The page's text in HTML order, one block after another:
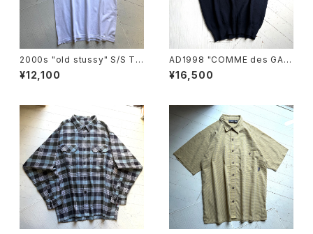
2000s "old stussy" S/S T-
shirt
¥12,100
AD1998 "COMME des GAR
ÇONS HOMME PLUS" sum
mer knit
¥16,500